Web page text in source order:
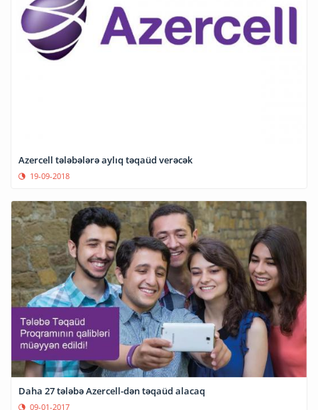
Azercell tələbələrə aylıq təqaüd verəcək
19-09-2018
Daha 27 tələbə Azercell-dən təqaüd alacaq
09-01-2017